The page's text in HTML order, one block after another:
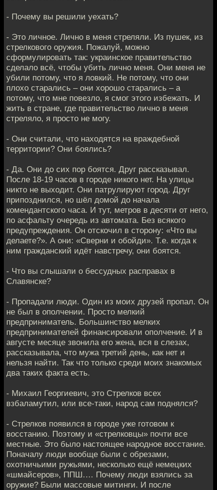
- Почему вы решили уехать?
- Это личное. Лично в меня стреляли. Из пушек, из
стрелкового оружия. Пожалуй, можно
сформулировать так: украинское правительство
сделало всё, чтобы убить лично меня. Они меня не
убили потому, что я ловкий. Не потому, что они
плохо старались – они хорошо старались – а
потому, что мне повезло, я смог этого избежать. И
жить в стране, где правительство лично в меня
стреляло, я просто не могу.
- Они считали, что находятся на враждебной
территории? Они боялись?
- Да. Они до сих пор боятся. Друг рассказывал.
После 18-19 часов в городе никого нет. На улицы
никто не выходит. Они патрулируют город. Друг
припозднился, но шёл домой до начала
комендантского часа. И тут, метров в десяти от него,
по асфальту очередь из автомата. Без всякого
предупреждения. Он отскочил в сторону: «Что вы
делаете?». А они: «Сверни и обойди». Т.е. когда к
ним гражданский идёт навстречу, они боятся.
- Что вы слышали о бессудных расправах в
Славянске?
- Пропадали люди. Один из моих друзей пропал. Он
не был в ополчении. Просто мелкий
предприниматель. Большинство мелких
предпринимателей финансировали ополчение. И в
августе месяце звонила его жена, вся в слезах,
рассказывала, что мужа третий день, как нет и
нельзя найти. Так что только среди моих знакомых
два таких факта есть.
- Михаил Георгиевич, это Стрелков всех
взбаламутил, или все-таки, народ сам поднялся?
- Стрелков появился в городе уже готовом к
восстанию. Поэтому и «стрелковцы» почти все
местные. Это было настоящее народное восстание.
Поначалу люди вообще были с обрезами,
охотничьими ружьями, несколько ещё немецких
«шмайсеров», ППШ.… Почему люди взялись за
оружие? Были массовые митинги. И после